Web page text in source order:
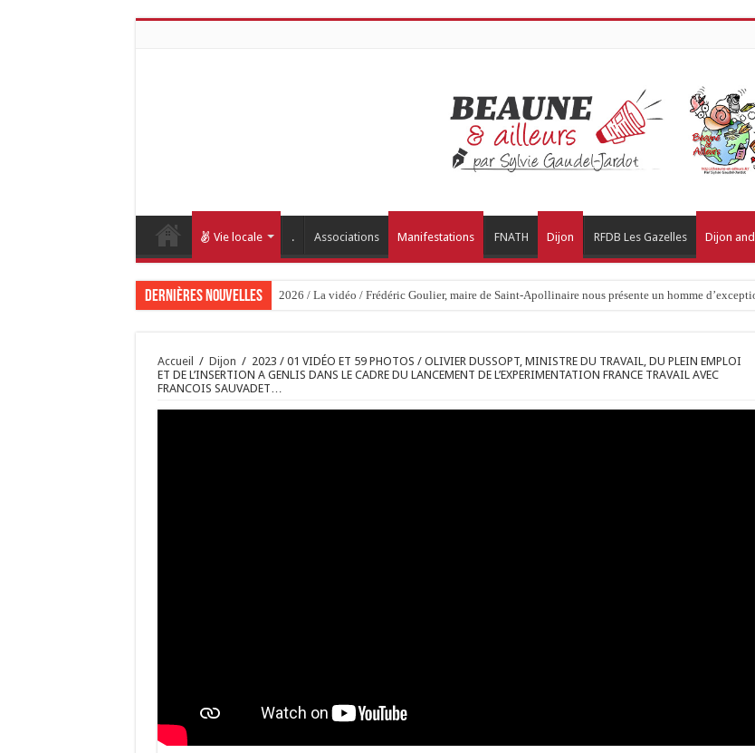
Vie locale . Associations Manifestations FNATH Dijon RFDB Les Gazelles Dijon
Dernières nouvelles 2026 / La vidéo / Frédéric Goulier, maire de Saint-Apollinaire nous présente un homme
Accueil / Dijon / 2023 / 01 VIDÉO ET 59 PHOTOS / OLIVIER DUSSOPT, MINISTRE DU TRAVAIL, DU PLEIN EMPLOI
ET DE L’INSERTION A GENLIS DANS LE CADRE DU LANCEMENT DE L’EXPERIMENTATION FRANCE TRAVAIL AVEC
FRANCOIS SAUVADET…